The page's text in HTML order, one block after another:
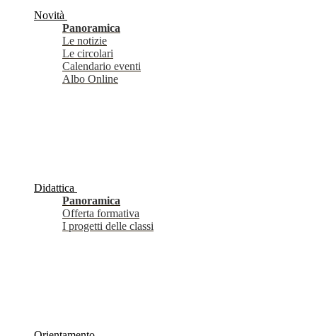
Novità
Panoramica
Le notizie
Le circolari
Calendario eventi
Albo Online
Didattica
Panoramica
Offerta formativa
I progetti delle classi